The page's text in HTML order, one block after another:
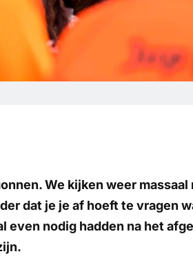
We kijken weer
dat je je af hoeft te vragen
even nodig hadden na het